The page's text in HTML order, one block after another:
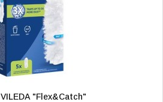
"Flex&Catch"